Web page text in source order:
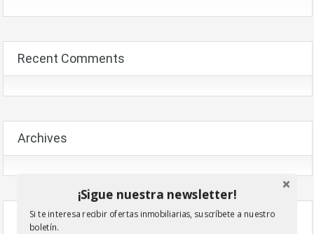
Recent Comments
Archives
Categories
¡Sigue nuestra newsletter!
Si te interesa recibir ofertas inmobiliarias, suscríbete a nuestro
boletín.